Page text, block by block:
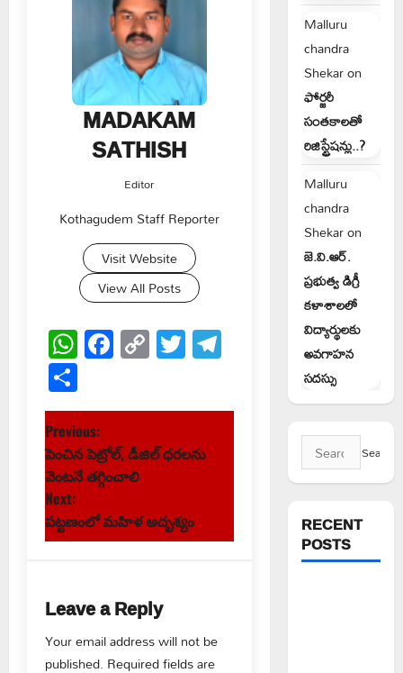
MADAKAM
SATHISH
Editor
Kothagudem Staff Reporter
Visit Website
View All Posts
WhatsApp
Facebook
Copy
Link
TwitterTelegram
P
o
s
t
n
a
Previous:
పెంచిన పెట్రోల్, డీజిల్ ధరలను
వెంటనే తగ్గించాలి
Next:
పట్టణంలో మహిళ అదృశ్యం
Leave a Reply
Your email address will not be
published. Required fields are
Malluru
chandra
Shekaron
ఫోర్జరీ
సంతకాలతో
రిజిస్ట్రేషన్లు..?
Malluru
chandra
Shekaron
జె.వి.ఆర్.
ప్రభుత్వ డిగ్రీ
కళాశాలలో
విద్యార్థులకు
అవగాహన
సదస్సు
Search
for:
RECENT
POSTS